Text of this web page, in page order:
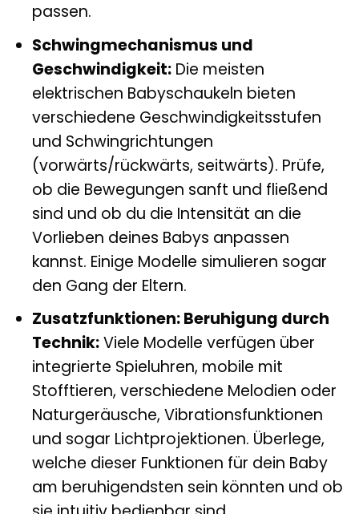
passen.
Schwingmechanismus und
Geschwindigkeit:Die meisten
elektrischen Babyschaukeln bieten
verschiedene Geschwindigkeitsstufen
und Schwingrichtungen
(vorwärts/rückwärts, seitwärts). Prüfe,
ob die Bewegungen sanft und fließend
sind und ob du die Intensität an die
Vorlieben deines Babys anpassen
kannst. Einige Modelle simulieren sogar
den Gang der Eltern.
Zusatzfunktionen: Beruhigung durch
Technik:Viele Modelle verfügen über
integrierte Spieluhren, mobile mit
Stofftieren, verschiedene Melodien oder
Naturgeräusche, Vibrationsfunktionen
und sogar Lichtprojektionen. Überlege,
welche dieser Funktionen für dein Baby
am beruhigendsten sein könnten und ob